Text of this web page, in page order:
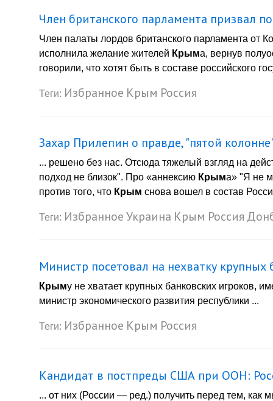
Член британского парламента призвал
Член палаты лордов британского парламента от
исполнила желание жителей Крыма, вернув
говорили, что хотят быть в составе российского
Теги: Избранное Крым Россия
Захар Прилепин о правде, "пятой
... решено без нас. Отсюда тяжелый взгляд на
подход не близок". Про «аннексию Крыма» "Я не
против того, что Крым снова вошел в состав
Теги: ИзбранноеУкраина Крым Россия
Министр посетовал на нехватку крупных
Крыму не хватает крупных банковских игроков,
министр экономического развития республики ...
Теги: Избранное Крым Россия
Кандидат в постпреды США при ООН:
... от них (России — ред.) получить перед тем, как